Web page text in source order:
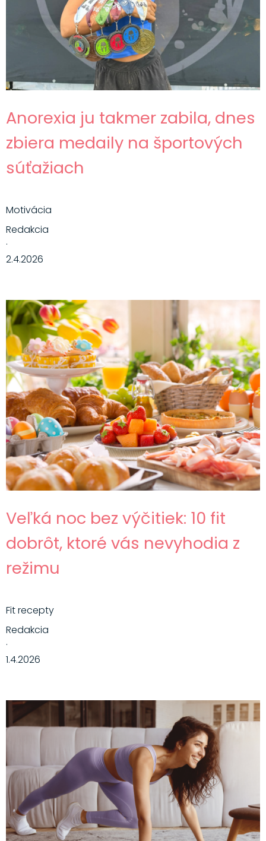
Anorexia ju takmer zabila, dnes
zbiera medaily na športových
súťažiach
Motivácia
Redakcia
·
2.4.2026
Veľká noc bez výčitiek: 10 fit
dobrôt, ktoré vás nevyhodia z
režimu
Fit recepty
Redakcia
·
1.4.2026